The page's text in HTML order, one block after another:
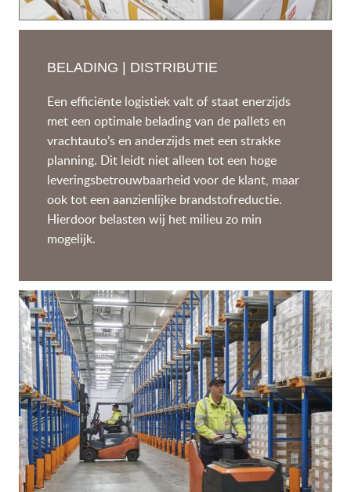
BELADING | DISTRIBUTIE
Een efficiënte logistiek valt of staat enerzijds
met een optimale belading van de pallets en
vrachtauto’s en anderzijds met een strakke
planning. Dit leidt niet alleen tot een hoge
leveringsbetrouwbaarheid voor de klant, maar
ook tot een aanzienlijke brandstofreductie.
Hierdoor belasten wij het milieu zo min
mogelijk.